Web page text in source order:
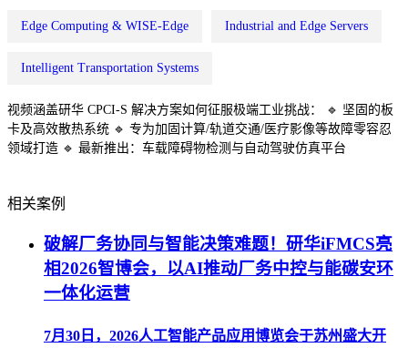
Edge Computing & WISE-Edge Industrial and Edge Servers
Intelligent Transportation Systems
视频涵盖研华 CPCI-S 解决方案如何征服极端工业挑战： 🔹 坚固的板
卡及高效散热系统 🔹 专为加固计算/轨道交通/医疗影像等故障零容忍
领域打造 🔹 最新推出：车载障碍物检测与自动驾驶仿真平台
相关案例
破解厂务协同与智能决策难题！研华iFMCS亮
相2026智博会，以AI推动厂务中控与能碳安环
一体化运营
7月30日，2026人工智能产品应用博览会于苏州盛大开